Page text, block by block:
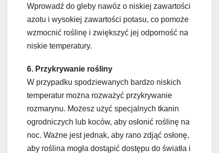
Wprowadź do gleby nawóz o niskiej zawartości
azotu i wysokiej zawartości potasu, co pomoże
wzmocnić roślinę i zwiększyć jej odporność na
niskie temperatury.
6. Przykrywanie rośliny
W przypadku spodziewanych bardzo niskich
temperatur można rozważyć przykrywanie
rozmarynu. Możesz użyć specjalnych tkanin
ogrodniczych lub koców, aby osłonić roślinę na
noc. Ważne jest jednak, aby rano zdjąć osłonę,
aby roślina mogła dostąpić dostępu do światła i